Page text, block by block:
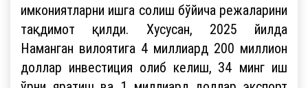
имкониятларни ишга солиш бўйича режаларини
тақдимот қилди. Хусусан, 2025 йилда
Наманган вилоятига 4 миллиард 200 миллион
доллар инвестиция олиб келиш, 34 минг иш